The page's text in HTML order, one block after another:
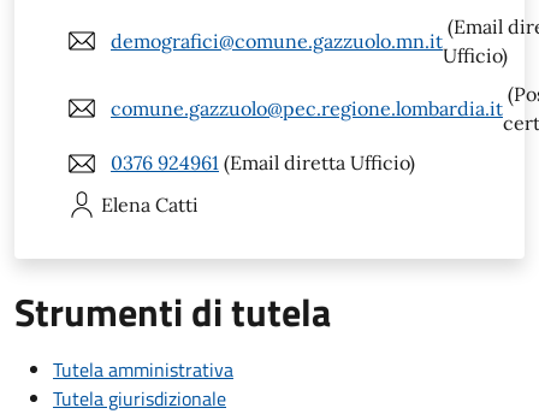
demografici@comune.gazzuolo.mn.it
(Email
Ufficio)
comune.gazzuolo@pec.regione.lombardia.it
0376 924961 (Email diretta Ufficio)
Elena Catti
Strumenti di tutela
Tutela amministrativa
Tutela giurisdizionale